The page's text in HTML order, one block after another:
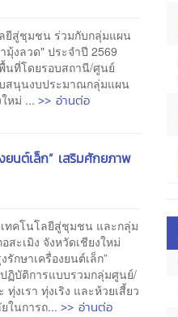
ยีสู่ชุมชน ร่วมกับกลุ่มแผน
งลวด" ประจำปี 2569
นที่โดยรอบสถานี/ศูนย์
สนุนงบประมาณกลุ่มแผน
ใหม่ ...>> อ่านต่อ
นต์เล็ก” เสริมศักยภาพ
ทคโนโลยีสู่ชุมชน และกลุ่ม
ะเมิง จังหวัดเชียงใหม่
กษาเครื่องยนต์เล็ก”
ฏิบัติการแบบรวมกลุ่มศูนย์/
เรา ทุ่งเริง และห้วยเสี้ยว
ในการถ...>> อ่านต่อ